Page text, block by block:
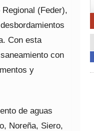
(Feder),
Con esta
con
y
de aguas
Noreña, Siero,